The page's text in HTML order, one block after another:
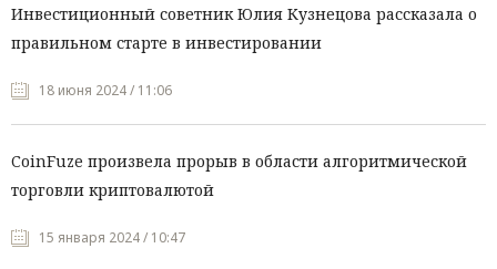
Инвестиционный советник Юлия Кузнецова рассказала о
правильном старте в инвестировании
18 июня 2024 / 11:06
CoinFuze произвела прорыв в области алгоритмической
торговли криптовалютой
15 января 2024 / 10:47